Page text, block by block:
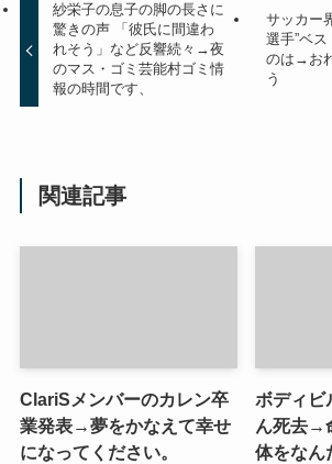
紗栄子の息子の脚の長さに
驚きの声 「彼氏に間違わ
れそう」など反響続々→夜
のマス・ゴミ芸能村ゴミ情
報の時間です、
サッカー
選手”ベ
のは→お
う
関連記事
ClariSメンバーのカレン卒
業発表→夢をかなえて幸せ
になってください。
ボディビ
ん死去→
体をなん